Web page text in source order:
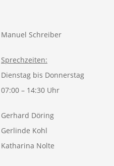
Manuel Schreiber
Sprechzeiten:
Dienstag bis Donnerstag
07:00 – 14:30 Uhr
Gerhard Döring
Gerlinde Kohl
Katharina Nolte